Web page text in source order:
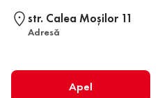
str. Calea Moşilor 11
Adresă
Apel